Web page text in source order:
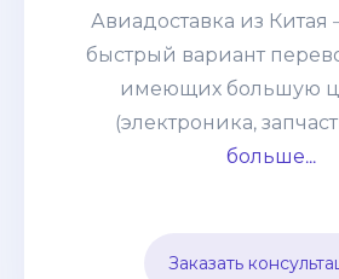
Авиадоставка из Китая
быстрый вариант
имеющих большую
(электроника,
больше...
Заказать
взвешенным подходом к
склада и те, кому
товары по